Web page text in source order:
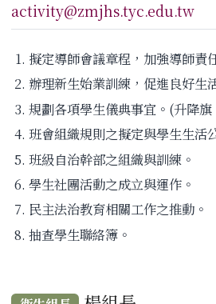
activity@zmjhs.tyc.edu.tw
擬定導師會議章程，加強導師責
辦理新生始業訓練，促進良好生
規劃各項學生儀典事宜。(升降
班會組織規則之擬定與學生生活
班級自治幹部之組織與訓練。
學生社團活動之成立與運作。
民主法治教育相關工作之推動。
抽查學生聯絡簿。